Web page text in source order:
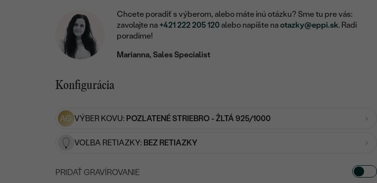
Chcete poradiť s výberom, alebo máte inú otázku? Sme tu pre vás:
zavolajte na +421 222 205 120alebo napíšte naotazky@eppi.sk. Radi
poradíme!
Marianna, Sales Specialist
Konfigurácia
AG VÝBER KOVU: POZLATENÉ STRIEBRO - ŽLTÁ 925/1000
VOĽBA RETIAZKY: BEZ RETIAZKY
PRIDAŤ GRAVÍROVANIE